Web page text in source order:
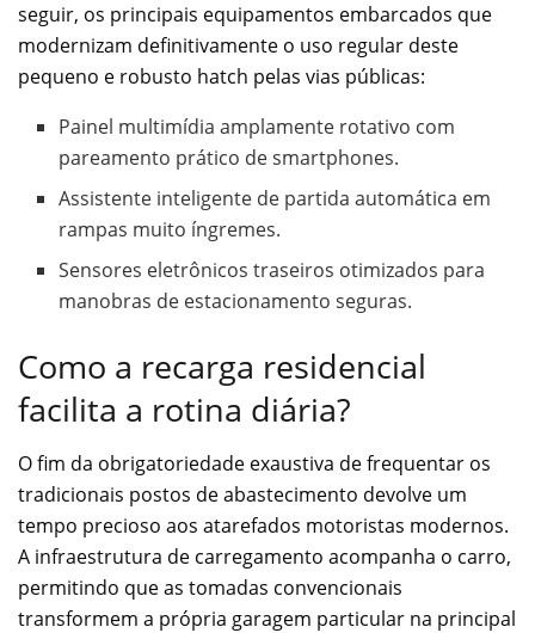
seguir, os principais equipamentos embarcados que
modernizam definitivamente o uso regular deste
pequeno e robusto hatch pelas vias públicas:
Painel multimídia amplamente rotativo com
pareamento prático de smartphones.
Assistente inteligente de partida automática em
rampas muito íngremes.
Sensores eletrônicos traseiros otimizados para
manobras de estacionamento seguras.
Como a recarga residencial
facilita a rotina diária?
O fim da obrigatoriedade exaustiva de frequentar os
tradicionais postos de abastecimento devolve um
tempo precioso aos atarefados motoristas modernos.
A infraestrutura de carregamento acompanha o carro,
permitindo que as tomadas convencionais
transformem a própria garagem particular na principal